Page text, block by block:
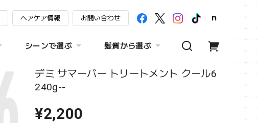
ヘアケア情報 お問い合わせ
シーンで選ぶ 髪質から選ぶ
デミ サマーバー トリートメント クール6
240g--
¥2,200